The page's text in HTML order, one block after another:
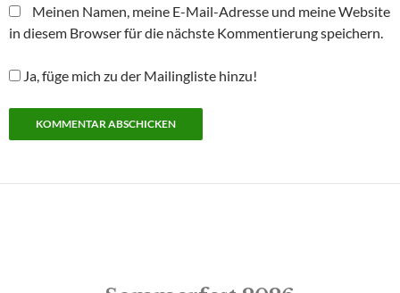
Meinen Namen, meine E-Mail-Adresse und meine Website
in diesem Browser für die nächste Kommentierung speichern.
Ja, füge mich zu der Mailingliste hinzu!